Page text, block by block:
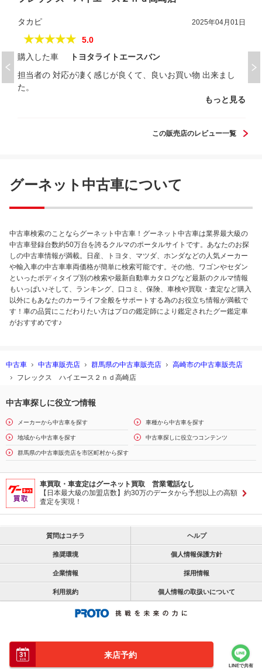
来店予約
LINEで共有
タカピ 2025年04月01日
★★★★★
5.0
購入した車
トヨタライトエースバン
担当者の 対応が凄く感じが良くて、良いお買い物 出来まし
た。
もっと見る
この販売店のレビュー一覧
グーネット中古車について
中古車検索のことならグーネット中古車！グーネット中古車は業界最大級の
中古車登録台数約50万台を誇るクルマのポータルサイトです。あなたのお探
しの中古車情報が満載。日産、トヨタ、マツダ、ホンダなどの人気メーカー
や輸入車の中古車車両価格が簡単に検索可能です。その他、ワゴンやセダン
といったボディタイプ別の検索や最新自動車カタログなど最新のクルマ情報
もいっぱい♪そして、ランキング、口コミ、保険、車検や買取・査定など購入
以外にもあなたのカーライフ全般をサポートする為のお役立ち情報が満載で
す！車の品質にこだわりたい方はプロの鑑定師により鑑定されたグー鑑定車
がおすすめです♪
中古車 中古車販売店 群馬県の中古車販売店
高崎市の中古車販売店
フレックス ハイエース２ｎｄ高崎店
中古車探しに役立つ情報
メーカーから中古車を探す 車種から中古車を探す
地域から中古車を探す 中古車探しに役立つコンテンツ
群馬県の中古車販売店を市区町村から探す
車買取・車査定はグーネット買取 営業電話なし
【日本最大級の加盟店数】約30万のデータから予想以上の高額
査定を実現！
質問はコチラ ヘルプ
推奨環境 個人情報保護方針
企業情報 採用情報
利用規約 個人情報の取扱いについて